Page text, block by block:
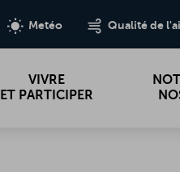
Metéo Qualité de
Metéo Qualité de
VIVRE
ET PARTICIPER